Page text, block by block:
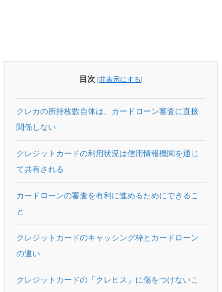
目次 [非表示にする]
クレカの所持枚数自体は、カードローン審査に直接
関係しない
クレジットカードの利用状況は信用情報機関を通じ
て共有される
カードローンの審査を有利に進めるためにできるこ
と
クレジットカードのキャッシング枠とカードローン
の違い
クレジットカードの「クレヒス」に傷をつけないこ